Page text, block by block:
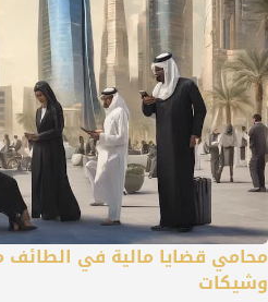
محامي قضايا مالية في
وشيكات